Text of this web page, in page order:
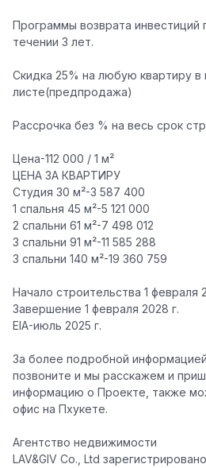
Программы возврата инвестиций
течении 3 лет.
Скидка 25% на любую квартиру в
листе(предпродажа)
Рассрочка без % на весь срок
Цена-112 000 / 1 м²
ЦЕНА ЗА КВАРТИРУ
Студия 30 м²-3 587 400
1 спальня 45 м²-5 121 000
2 спальни 61 м²-7 498 012
3 спальни 91 м²-11 585 288
3 спальни 140 м²-19 360 759
Начало строительства 1 февраля
Завершение 1 февраля 2028 г.
EIA-июль 2025 г.
За более подробной
позвоните и мы расскажем и
информацию о Проекте, также
офис на Пхукете.
Агентство недвижимости
LAV&GIV Co., Ltd